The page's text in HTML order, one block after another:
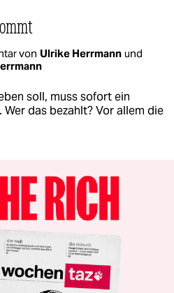
von Ulrike Herrmann und
soll, muss sofort ein
das bezahlt? Vor allem die